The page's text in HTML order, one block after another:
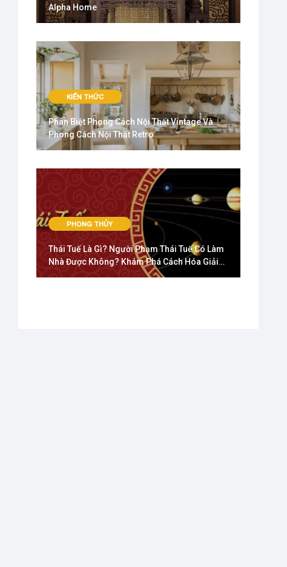
Alpha Home
KIẾN THỨC
Phân Biệt Phong Cách Nội Thất Vintage Và
Phong Cách Nội Thất Retro
PHONG THỦY
Thái Tuế Là Gì? Người Phạm Thái Tuế Có Làm
Nhà Được Không? Khám Phá Cách Hóa Giải